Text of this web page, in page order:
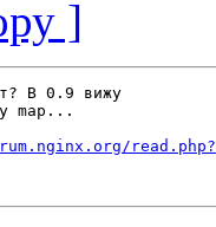
]
В 0.9 вижу
map...